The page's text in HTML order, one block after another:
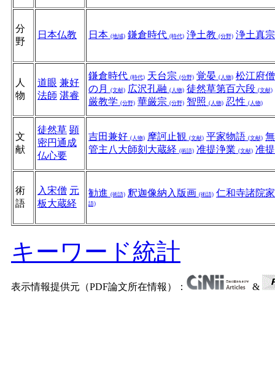
分
野
日本仏教 日本 (地域) 鎌倉時代 (時代) 浄土教 (分野) 浄土真
人
物
道眼 兼好
法師 湛睿
鎌倉時代 (時代) 天台宗 (分野) 覚晏 (人物) 松江府
の月
(文献) 広沢孔融 (人物) 徒然草第百六段 (文献)
厳教学 (分野) 華厳宗 (分野) 智照 (人物) 忍性 (人物)
文
献
徒然草 顕
密円通成
仏心要
吉田兼好 (人物) 摩訶止観 (文献) 平家物語 (文献)
管主八大師刻大蔵経 (術語) 准提浄業 (文献) 准
術
語
入宋僧 元
板大蔵経
勧進 (術語) 釈迦像納入版画 (術語) 仁和寺諸院
語)
キーワード統計
表示情報提供元（PDF論文所在情報）： &